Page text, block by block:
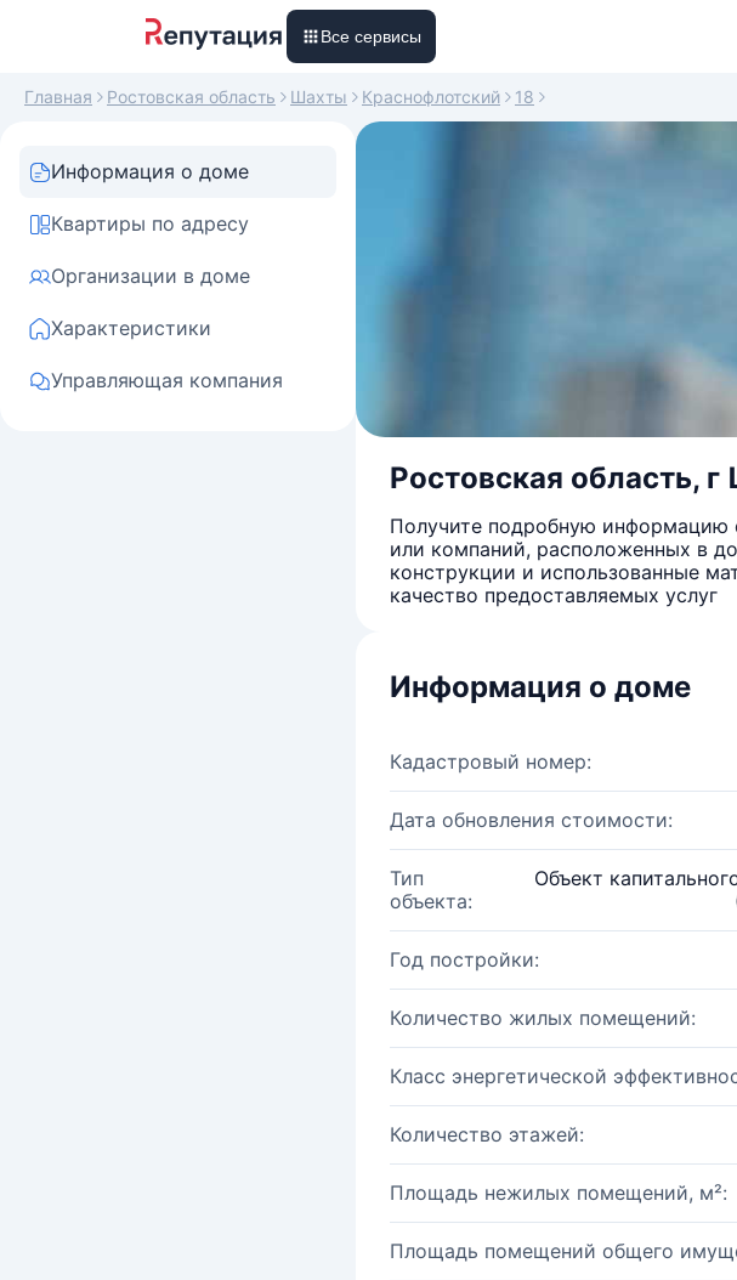
Все сервисы
Главная Ростовская область Шахты Краснофлотский 18
Информация о доме
Квартиры по адресу
Организации в доме
Характеристики
Управляющая компания
Ростовская область,
Получите подробную информацию
или компаний, расположенных в
конструкции и использованные
качество предоставляемых услуг
Информация о доме
Кадастровый номер:
Дата обновления стоимости:
Тип
объекта:
Объект
Год постройки:
Количество жилых помещений:
Класс энергетической
Количество этажей:
Площадь нежилых помещений, м²:
Площадь помещений общего